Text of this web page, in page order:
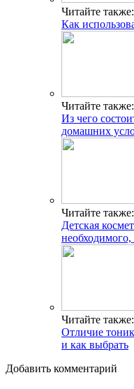
Читайте также:
Как
Читайте также:
Из чего
домашних
Читайте также:
Детская
Читайте также:
Отличие
и как выбрать
Добавить комментарий